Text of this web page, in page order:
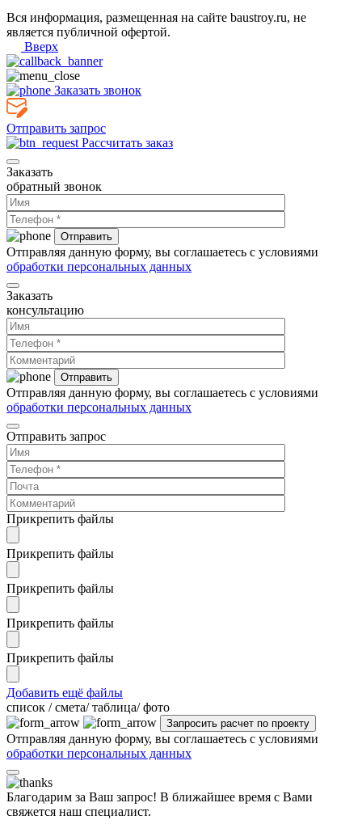
Вся информация, размещенная на сайте baustroy.ru, не
является публичной офертой.
Вверх
Заказать звонок
Отправить запрос
Рассчитать заказ
Заказать
обратный звонок
Отправляя данную форму, вы соглашаетесь с условиями
обработки персональных данных
Заказать
консультацию
Отправляя данную форму, вы соглашаетесь с условиями
обработки персональных данных
Отправить запрос
Прикрепить файлы
Прикрепить файлы
Прикрепить файлы
Прикрепить файлы
Прикрепить файлы
Добавить ещё файлы
cписок / смета/ таблица/ фото
Отправляя данную форму, вы соглашаетесь с условиями
обработки персональных данных
Благодарим за Ваш запрос! В ближайшее время с Вами
свяжется наш специалист.